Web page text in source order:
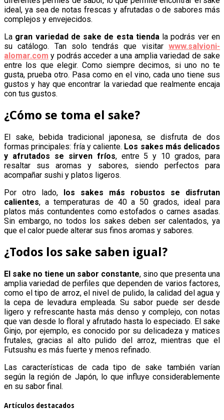
ideal, ya sea de notas frescas y afrutadas o de sabores más
complejos y envejecidos.
La gran variedad de sake de esta tiendala podrás ver en
su catálogo. Tan solo tendrás que visitar www.salvioni-
alomar.com y podrás acceder a una amplia variedad de sake
entre los que elegir. Como siempre decimos, si uno no te
gusta, prueba otro. Pasa como en el vino, cada uno tiene sus
gustos y hay que encontrar la variedad que realmente encaja
con tus gustos.
¿Cómo se toma el sake?
El sake, bebida tradicional japonesa, se disfruta de dos
formas principales: fría y caliente. Los sakes más delicados
y afrutados se sirven fríos, entre 5 y 10 grados, para
resaltar sus aromas y sabores, siendo perfectos para
acompañar sushi y platos ligeros.
Por otro lado, los sakes más robustos se disfrutan
calientes, a temperaturas de 40 a 50 grados, ideal para
platos más contundentes como estofados o carnes asadas.
Sin embargo, no todos los sakes deben ser calentados, ya
que el calor puede alterar sus finos aromas y sabores.
¿Todos los sake saben igual?
El sake no tiene un sabor constante, sino que presenta una
amplia variedad de perfiles que dependen de varios factores,
como el tipo de arroz, el nivel de pulido, la calidad del agua y
la cepa de levadura empleada. Su sabor puede ser desde
ligero y refrescante hasta más denso y complejo, con notas
que van desde lo floral y afrutado hasta lo especiado. El sake
Ginjo, por ejemplo, es conocido por su delicadeza y matices
frutales, gracias al alto pulido del arroz, mientras que el
Futsushu es más fuerte y menos refinado.
Las características de cada tipo de sake también varían
según la región de Japón, lo que influye considerablemente
en su sabor final.
Artículos destacados